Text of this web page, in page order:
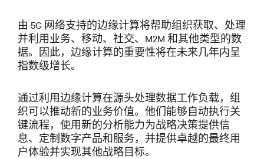
由 5G 网络支持的边缘计算将帮助组织获取、处理
并利用业务、移动、社交、M2M 和其他类型的数
据。因此，边缘计算的重要性将在未来几年内呈
指数级增长。
通过利用边缘计算在源头处理数据工作负载，组
织可以推动新的业务价值。他们能够自动执行关
键流程，使用新的分析能力为战略决策提供信
息、定制数字产品和服务，并提供卓越的最终用
户体验并实现其他战略目标。